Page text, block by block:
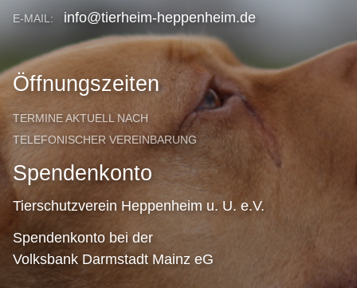
E-MAIL: info@tierheim-heppenheim.de
Öffnungszeiten
TERMINE AKTUELL NACH
TELEFONISCHER VEREINBARUNG
Spendenkonto
Tierschutzverein Heppenheim u. U. e.V.
Spendenkonto bei der
Volksbank Darmstadt Mainz eG